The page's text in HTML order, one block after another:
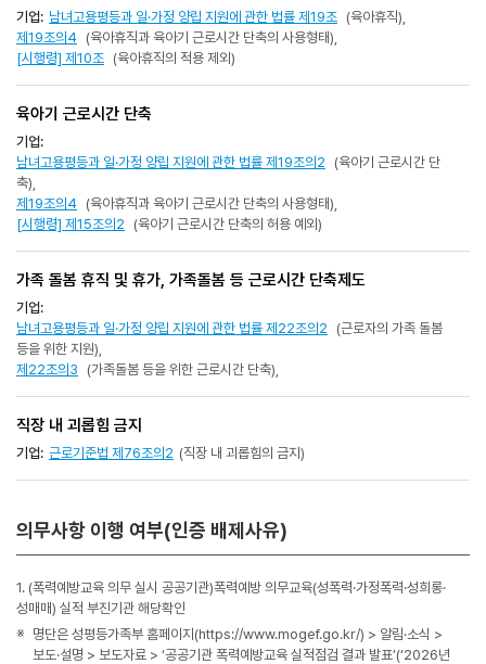
기업: 남녀고용평등과 일·가정 양립 지원에 관한 법률 제19조 (육아휴직),
제19조의4
(육아휴직과 육아기 근로시간 단축의 사용형태),
[시행령] 제10조 (육아휴직의 적용 제외)
육아기 근로시간 단축
기업:
남녀고용평등과 일·가정 양립 지원에 관한 법률 제19조의2
(육아기 근로시간 단
축),
제19조의4
(육아휴직과 육아기 근로시간 단축의 사용형태),
[시행령] 제15조의2
(육아기 근로시간 단축의 허용 예외)
가족 돌봄 휴직 및 휴가, 가족돌봄 등 근로시간 단축제도
기업:
남녀고용평등과 일·가정 양립 지원에 관한 법률 제22조의2
(근로자의 가족 돌봄
등을 위한 지원),
제22조의3
(가족돌봄 등을 위한 근로시간 단축),
직장 내 괴롭힘 금지
기업: 근로기준법 제76조의2 (직장 내 괴롭힘의 금지)
의무사항 이행 여부(인증 배제사유)
1. (폭력예방교육 의무 실시 공공기관)폭력예방 의무교육(성폭력·가정폭력·성희롱·
성매매) 실적 부진기관 해당확인
명단은 성평등가족부 홈페이지(https://www.mogef.go.kr/) > 알림·소식 >
보도·설명 > 보도자료 > ‘공공기관 폭력예방교육 실적점검 결과 발표’(‘2026년